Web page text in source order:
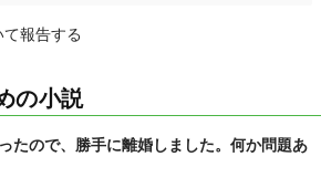
報告する
の小説
たので、勝手に離婚しました。何か問題あ